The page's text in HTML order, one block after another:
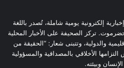
إلكترونية يومية شاملة، تُصدر باللغة
تركز الصحيفة على الأخبار المحلية
والدولية، وتتبنى شعار: “الحقيقة من
الأخلاقي بالمصداقية والمسؤولية
وبيئته.